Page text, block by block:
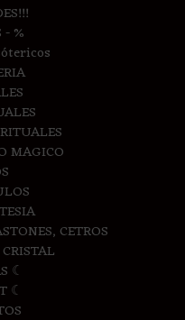
- %
MAGICO
CETROS
☾
☾